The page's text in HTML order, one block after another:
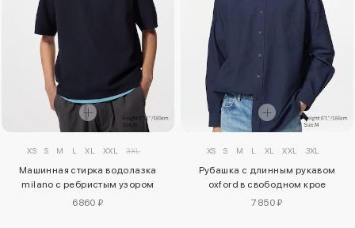
XS S M L XL XXL 3XL
Машинная стирка водолазка
milano с ребристым узором
6860 ₽
XS S M L XL XXL 3XL
Рубашка с длинным рукавом
oxford в свободном крое
7850 ₽